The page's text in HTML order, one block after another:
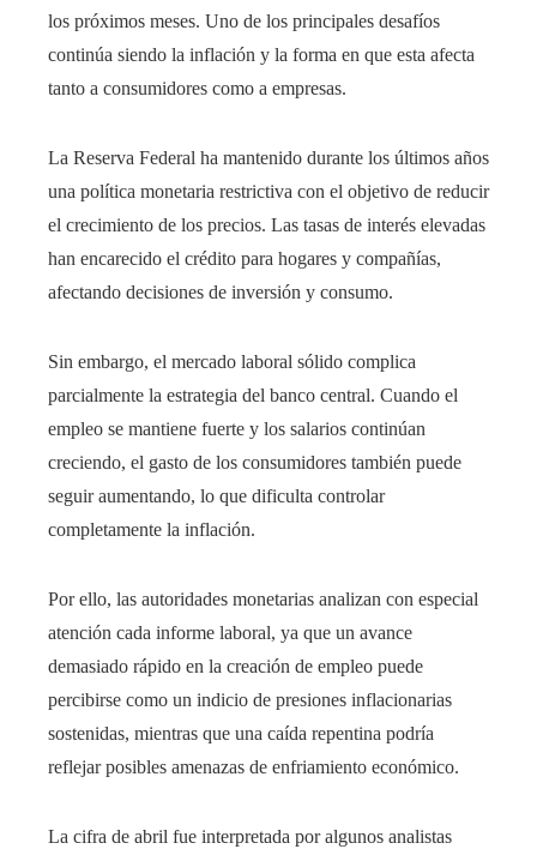
los próximos meses. Uno de los principales desafíos
continúa siendo la inflación y la forma en que esta afecta
tanto a consumidores como a empresas.
La Reserva Federal ha mantenido durante los últimos años
una política monetaria restrictiva con el objetivo de reducir
el crecimiento de los precios. Las tasas de interés elevadas
han encarecido el crédito para hogares y compañías,
afectando decisiones de inversión y consumo.
Sin embargo, el mercado laboral sólido complica
parcialmente la estrategia del banco central. Cuando el
empleo se mantiene fuerte y los salarios continúan
creciendo, el gasto de los consumidores también puede
seguir aumentando, lo que dificulta controlar
completamente la inflación.
Por ello, las autoridades monetarias analizan con especial
atención cada informe laboral, ya que un avance
demasiado rápido en la creación de empleo puede
percibirse como un indicio de presiones inflacionarias
sostenidas, mientras que una caída repentina podría
reflejar posibles amenazas de enfriamiento económico.
La cifra de abril fue interpretada por algunos analistas